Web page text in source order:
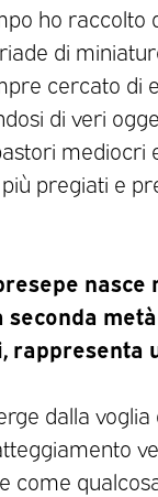
ho raccolto
di
cercato di
di veri
mediocri
pregiati e
rappresenta
dalla
come